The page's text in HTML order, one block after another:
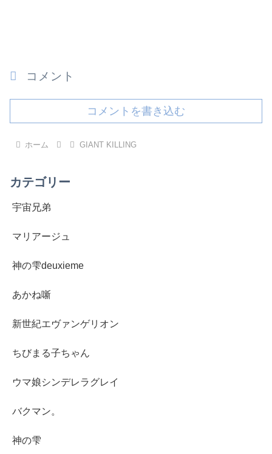
コメント
コメントを書き込む
ホーム GIANT KILLING
カテゴリー
宇宙兄弟
マリアージュ
神の雫deuxieme
あかね噺
新世紀エヴァンゲリオン
ちびまる子ちゃん
ウマ娘シンデレラグレイ
バクマン。
神の雫